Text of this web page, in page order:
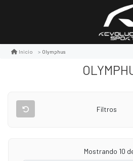
Inicio Olymphus
Filtros
Mostrando 10